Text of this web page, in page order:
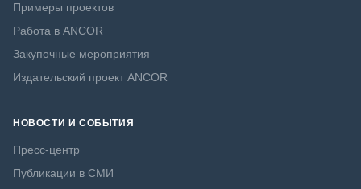
Примеры проектов
Работа в ANCOR
Закупочные мероприятия
Издательский проект ANCOR
НОВОСТИ И СОБЫТИЯ
Пресс-центр
Публикации в СМИ